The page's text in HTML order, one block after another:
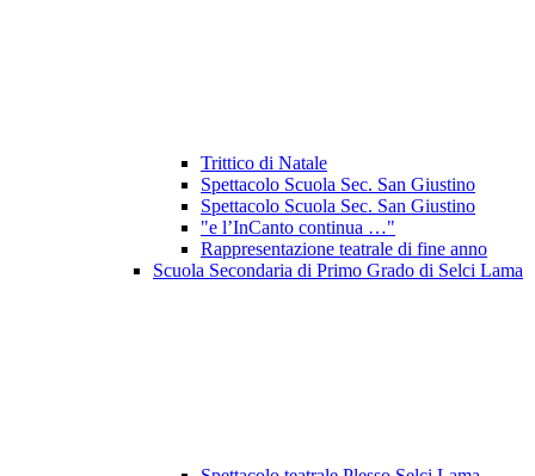
Trittico di Natale
Spettacolo Scuola Sec. San Giustino
Spettacolo Scuola Sec. San Giustino
"e l’InCanto continua …"
Rappresentazione teatrale di fine anno
Scuola Secondaria di Primo Grado di Selci Lama